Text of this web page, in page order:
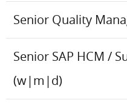
Senior Quality
Senior SAP HCM /
(w|m|d)